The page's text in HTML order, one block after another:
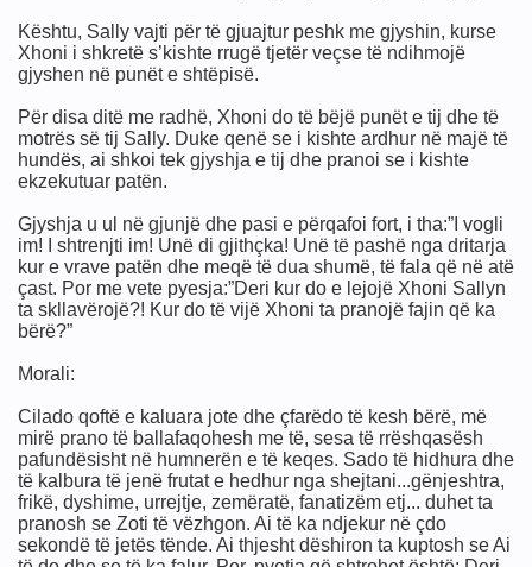
Kështu, Sally vajti për të gjuajtur peshk me gjyshin, kurse
Xhoni i shkretë s’kishte rrugë tjetër veçse të ndihmojë
gjyshen në punët e shtëpisë.
Për disa ditë me radhë, Xhoni do të bëjë punët e tij dhe të
motrës së tij Sally. Duke qenë se i kishte ardhur në majë të
hundës, ai shkoi tek gjyshja e tij dhe pranoi se i kishte
ekzekutuar patën.
Gjyshja u ul në gjunjë dhe pasi e përqafoi fort, i tha:”I vogli
im! I shtrenjti im! Unë di gjithçka! Unë të pashë nga dritarja
kur e vrave patën dhe meqë të dua shumë, të fala që në atë
çast. Por me vete pyesja:”Deri kur do e lejojë Xhoni Sallyn
ta skllavërojë?! Kur do të vijë Xhoni ta pranojë fajin që ka
bërë?”
Morali:
Cilado qoftë e kaluara jote dhe çfarëdo të kesh bërë, më
mirë prano të ballafaqohesh me të, sesa të rrëshqasësh
pafundësisht në humnerën e të keqes. Sado të hidhura dhe
të kalbura të jenë frutat e hedhur nga shejtani...gënjeshtra,
frikë, dyshime, urrejtje, zemëratë, fanatizëm etj... duhet ta
pranosh se Zoti të vëzhgon. Ai të ka ndjekur në çdo
sekondë të jetës tënde. Ai thjesht dëshiron ta kuptosh se Ai